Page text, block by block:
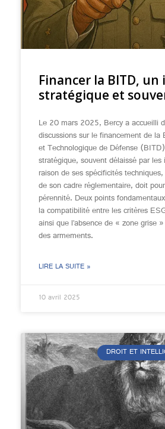
Financer la BITD,
stratégique et
Le 20 mars 2025, Bercy a accueilli
discussions sur le financement de la
et Technologique de Défense
stratégique, souvent délaissé par
raison de ses spécificités
de son cadre réglementaire, doit
pérennité. Deux points
la compatibilité entre les critères
ainsi que l’absence de « zone grise
des armements.
LIRE LA SUITE »
10 avril 2025
DROIT ET